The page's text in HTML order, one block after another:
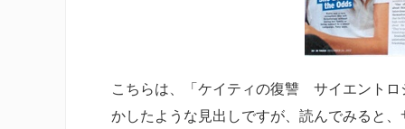
こちらは、「ケイティの復讐 サイエント
かしたような見出しですが、読んでみると